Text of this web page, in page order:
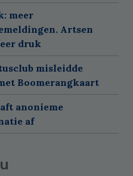
meer
Artsen
druk
misleidde
Boomerangkaart
anonieme
af